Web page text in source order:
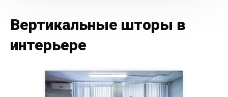
Вертикальные шторы в
интерьере